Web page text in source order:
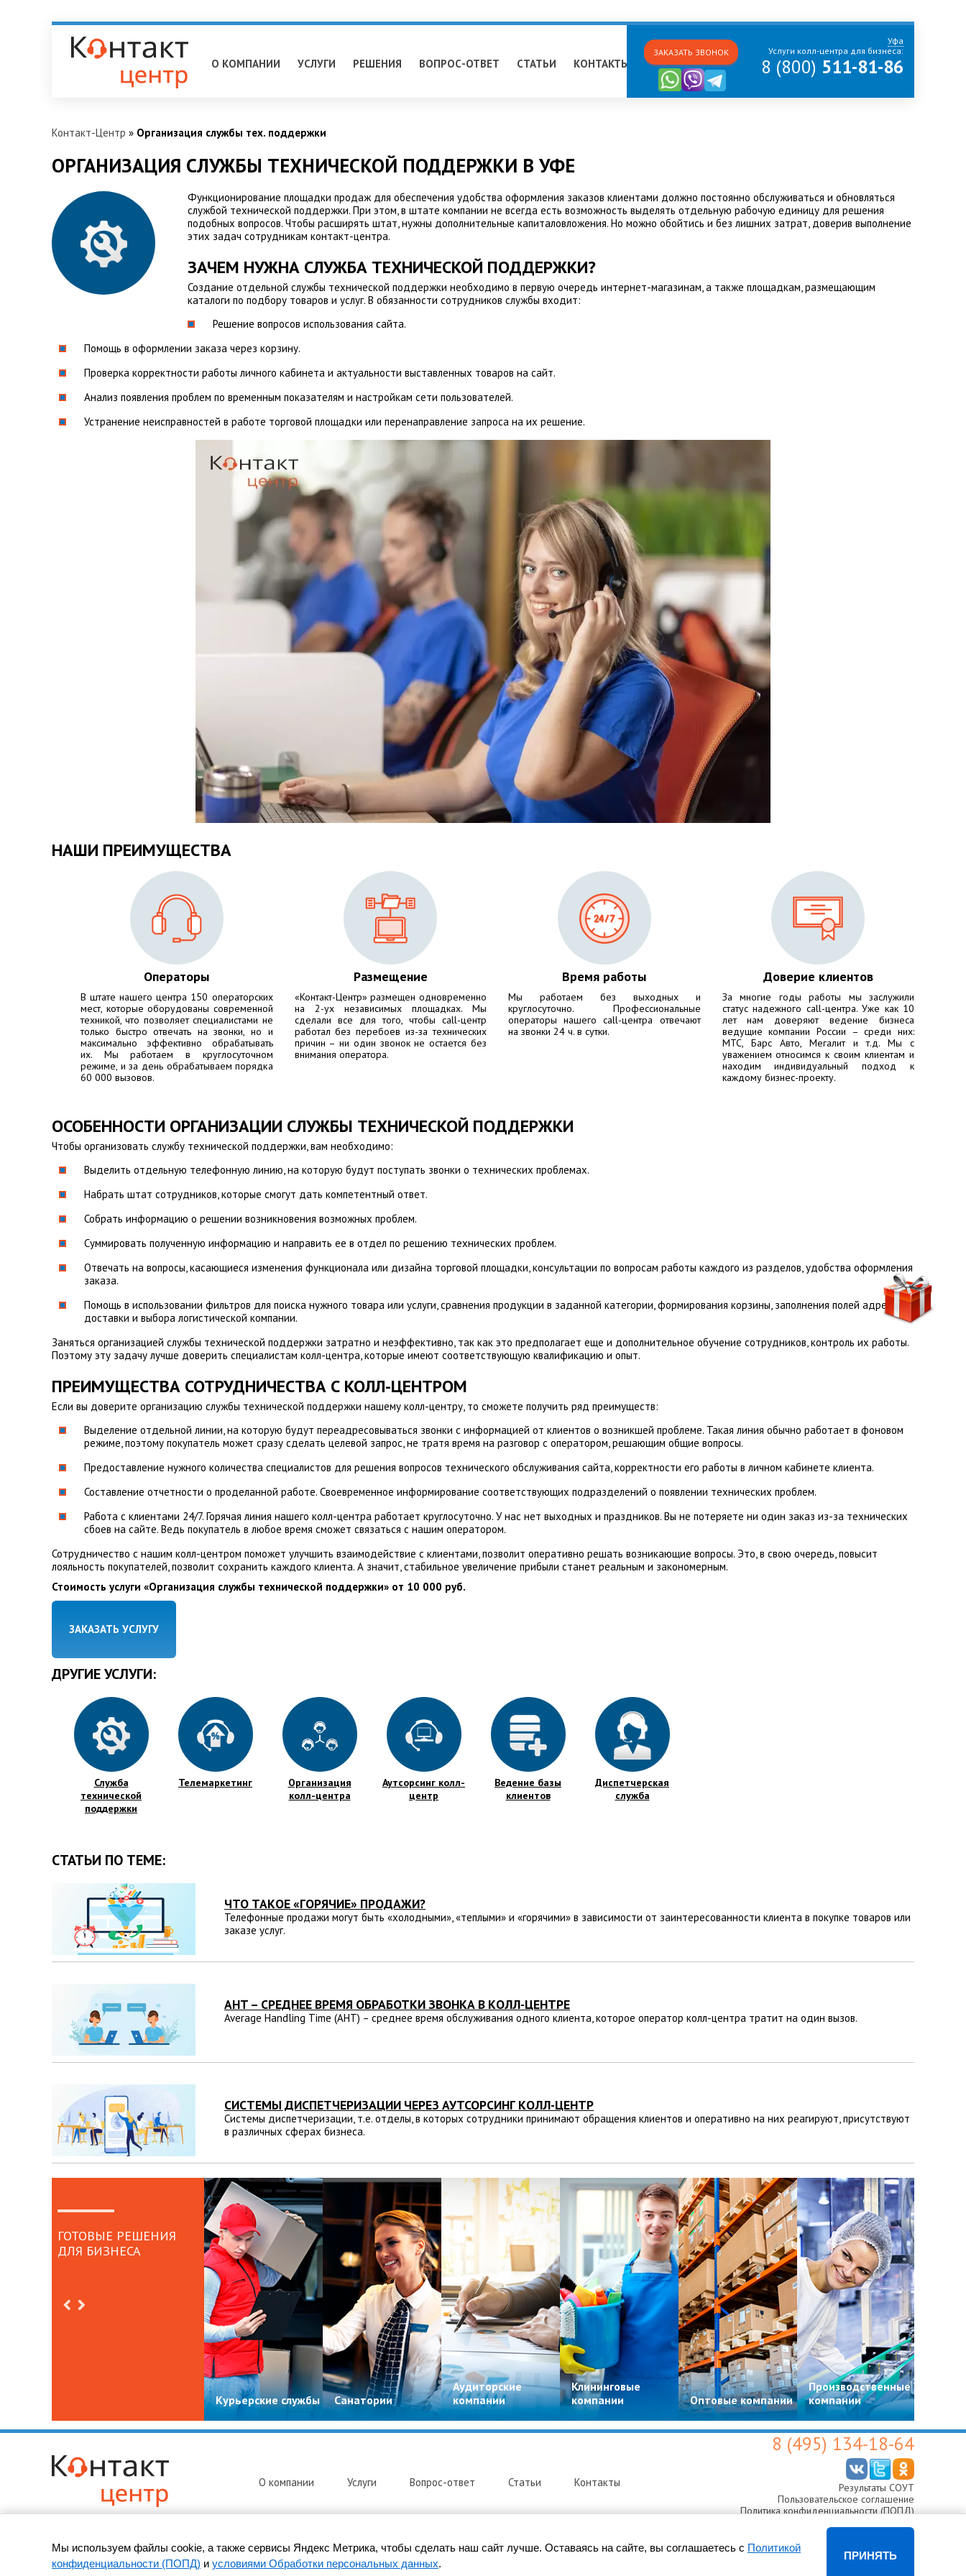
О КОМПАНИИ УСЛУГИ РЕШЕНИЯ ВОПРОС-ОТВЕТ СТАТЬИ КОНТАКТЫ
ЗАКАЗАТЬ ЗВОНОК
Уфа
Услуги колл-центра для бизнеса:
8 (800) 511-81-86
Контакт-Центр » Организация службы тех. поддержки
ОРГАНИЗАЦИЯ СЛУЖБЫ ТЕХНИЧЕСКОЙ ПОДДЕРЖКИ В УФЕ
Функционирование площадки продаж для обеспечения удобства оформления заказов клиентами должно постоянно обслуживаться и обновляться
службой технической поддержки. При этом, в штате компании не всегда есть возможность выделять отдельную рабочую единицу для решения
подобных вопросов. Чтобы расширять штат, нужны дополнительные капиталовложения. Но можно обойтись и без лишних затрат, доверив выполнение
этих задач сотрудникам контакт-центра.
ЗАЧЕМ НУЖНА СЛУЖБА ТЕХНИЧЕСКОЙ ПОДДЕРЖКИ?
Создание отдельной службы технической поддержки необходимо в первую очередь интернет-магазинам, а также площадкам, размещающим
каталоги по подбору товаров и услуг. В обязанности сотрудников службы входит:
Решение вопросов использования сайта.
Помощь в оформлении заказа через корзину.
Проверка корректности работы личного кабинета и актуальности выставленных товаров на сайт.
Анализ появления проблем по временным показателям и настройкам сети пользователей.
Устранение неисправностей в работе торговой площадки или перенаправление запроса на их решение.
НАШИ ПРЕИМУЩЕСТВА
Операторы
В штате нашего центра 150 операторских
мест, которые оборудованы современной
техникой, что позволяет специалистами не
только быстро отвечать на звонки, но и
максимально эффективно обрабатывать
их. Мы работаем в круглосуточном
режиме, и за день обрабатываем порядка
60 000 вызовов.
Размещение
«Контакт-Центр» размещен одновременно
на 2-ух независимых площадках. Мы
сделали все для того, чтобы call-центр
работал без перебоев из-за технических
причин – ни один звонок не остается без
внимания оператора.
Время работы
Мы работаем без выходных и
круглосуточно. Профессиональные
операторы нашего call-центра отвечают
на звонки 24 ч. в сутки.
Доверие клиентов
За многие годы работы мы заслужили
статус надежного call-центра. Уже как 10
лет нам доверяют ведение бизнеса
ведущие компании России – среди них:
МТС, Барс Авто, Мегалити т.д. Мы с
уважением относимся к своим клиентам и
находим индивидуальный подход к
каждому бизнес-проекту.
ОСОБЕННОСТИ ОРГАНИЗАЦИИ СЛУЖБЫ ТЕХНИЧЕСКОЙ ПОДДЕРЖКИ
Чтобы организовать службу технической поддержки, вам необходимо:
Выделить отдельную телефонную линию, на которую будут поступать звонки о технических проблемах.
Набрать штат сотрудников, которые смогут дать компетентный ответ.
Собрать информацию о решении возникновения возможных проблем.
Суммировать полученную информацию и направить ее в отдел по решению технических проблем.
Отвечать на вопросы, касающиеся изменения функционала или дизайна торговой площадки, консультации по вопросам работы каждого из разделов, удобства оформления
заказа.
Помощь в использовании фильтров для поиска нужного товара или услуги, сравнения продукции в заданной категории, формирования корзины, заполнения полей адресной
доставки и выбора логистической компании.
Заняться организацией службы технической поддержки затратно и неэффективно, так как это предполагает еще и дополнительное обучение сотрудников, контроль их работы.
Поэтому эту задачу лучше доверить специалистам колл-центра, которые имеют соответствующую квалификацию и опыт.
ПРЕИМУЩЕСТВА СОТРУДНИЧЕСТВА С КОЛЛ-ЦЕНТРОМ
Если вы доверите организацию службы технической поддержки нашему колл-центру, то сможете получить ряд преимуществ:
Выделение отдельной линии, на которую будут переадресовываться звонки с информацией от клиентов о возникшей проблеме. Такая линия обычно работает в фоновом
режиме, поэтому покупатель может сразу сделать целевой запрос, не тратя время на разговор с оператором, решающим общие вопросы.
Предоставление нужного количества специалистов для решения вопросов технического обслуживания сайта, корректности его работы в личном кабинете клиента.
Составление отчетности о проделанной работе. Своевременное информирование соответствующих подразделений о появлении технических проблем.
Работа с клиентами 24/7. Горячая линия нашего колл-центра работает круглосуточно. У нас нет выходных и праздников. Вы не потеряете ни один заказ из-за технических
сбоев на сайте. Ведь покупатель в любое время сможет связаться с нашим оператором.
Сотрудничество с нашим колл-центром поможет улучшить взаимодействие с клиентами, позволит оперативно решать возникающие вопросы. Это, в свою очередь, повысит
лояльность покупателей, позволит сохранить каждого клиента. А значит, стабильное увеличение прибыли станет реальным и закономерным.
Стоимость услуги «Организация службы технической поддержки» от 10 000 руб.
ЗАКАЗАТЬ УСЛУГУ
ДРУГИЕ УСЛУГИ:
Служба
технической
поддержки
Телемаркетинг
Организация
колл-центра
Аутсорсинг колл-
центр
Ведение базы
клиентов
Диспетчерская
служба
СТАТЬИ ПО ТЕМЕ:
ЧТО ТАКОЕ «ГОРЯЧИЕ» ПРОДАЖИ?
Телефонные продажи могут быть «холодными», «теплыми» и «горячими» в зависимости от заинтересованности клиента в покупке товаров или
заказе услуг.
AHT – СРЕДНЕЕ ВРЕМЯ ОБРАБОТКИ ЗВОНКА В КОЛЛ-ЦЕНТРЕ
Average Handling Time (AHT) – среднее время обслуживания одного клиента, которое оператор колл-центра тратит на один вызов.
СИСТЕМЫ ДИСПЕТЧЕРИЗАЦИИ ЧЕРЕЗ АУТСОРСИНГ КОЛЛ-ЦЕНТР
Системы диспетчеризации, т.е. отделы, в которых сотрудники принимают обращения клиентов и оперативно на них реагируют, присутствуют
в различных сферах бизнеса.
ГОТОВЫЕ РЕШЕНИЯ
ДЛЯ БИЗНЕСА
Курьерские службы Санатории
Аудиторские
компании
Клининговые
компании
Оптовые компании
Производственные
компании
О компании Услуги Вопрос-ответ Статьи Контакты
8 (495) 134-18-64
Результаты СОУТ
Пользовательское соглашение
Политика конфиденциальности (ПОПД)
© 2010-2026 ООО «Контакт-Центр» -колл-центр в Уфе
Адрес: 450049, Уфа, ул. Новоженова, д. 90/1, оф. 17
Мы используем файлы cookie, а также сервисы Яндекс Метрика, чтобы сделать наш сайт лучше. Оставаясь на сайте, вы соглашаетесь с Политикой
конфиденциальности (ПОПД) и условиями Обработки персональных данных.
ПРИНЯТЬ